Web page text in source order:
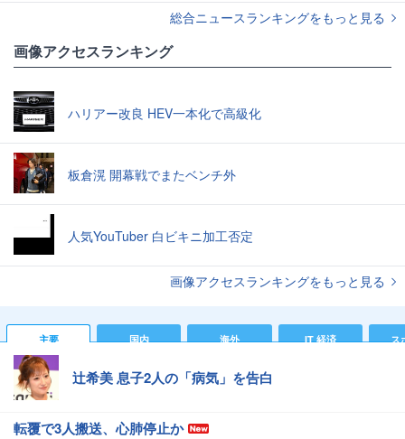
総合ニュースランキングをもっと見る
画像アクセスランキング
ハリアー改良 HEV一本化で高級化
板倉滉 開幕戦でまたベンチ外
人気YouTuber 白ビキニ加工否定
画像アクセスランキングをもっと見る
主要 国内 海外 IT 経済 ス
辻希美 息子2人の「病気」を告白
転覆で3人搬送、心肺停止か